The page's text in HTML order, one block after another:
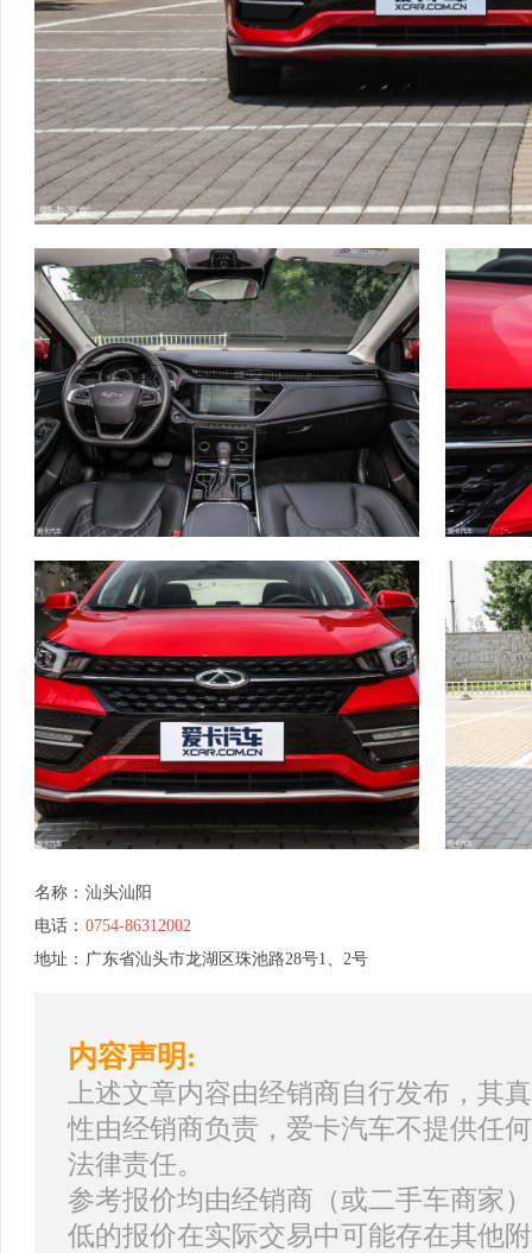
名称： 汕头汕阳
电话： 0754-86312002
地址： 广东省汕头市龙湖区珠池路28号1、2号
内容声明:
上述文章内容由经销商自行发布，其
性由经销商负责，爱卡汽车不提供任
法律责任。
参考报价均由经销商（或二手车商家
低的报价在实际交易中可能存在其他